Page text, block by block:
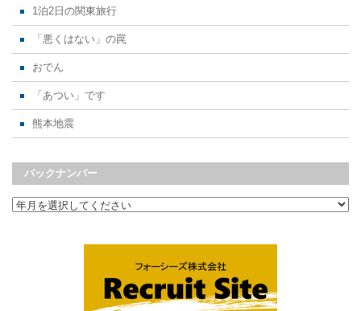
1泊2日の関東旅行
「悪くはない」の罠
おでん
「あつい」です
熊本地震
バックナンバー